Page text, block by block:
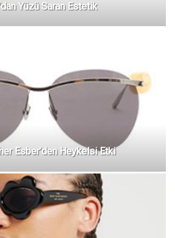
Yüzü Saran Estetik
Esber’den Heykelsi Etki